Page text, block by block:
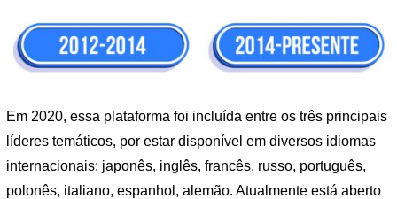
Em 2020, essa plataforma foi incluída entre os três principais
líderes temáticos, por estar disponível em diversos idiomas
internacionais: japonês, inglês, francês, russo, português,
polonês, italiano, espanhol, alemão. Atualmente está aberto